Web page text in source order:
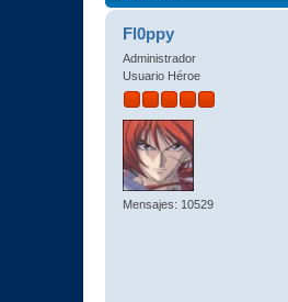
Fl0ppy
Administrador
Usuario Héroe
Mensajes: 10529